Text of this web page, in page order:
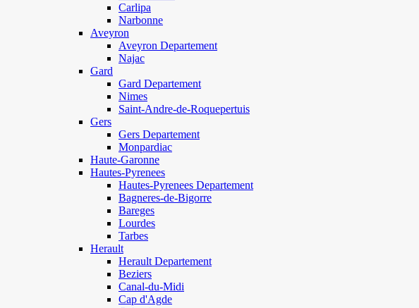
Carlipa
Narbonne
Aveyron
Aveyron Departement
Najac
Gard
Gard Departement
Nimes
Saint-Andre-de-Roquepertuis
Gers
Gers Departement
Monpardiac
Haute-Garonne
Hautes-Pyrenees
Hautes-Pyrenees Departement
Bagneres-de-Bigorre
Bareges
Lourdes
Tarbes
Herault
Herault Departement
Beziers
Canal-du-Midi
Cap d'Agde